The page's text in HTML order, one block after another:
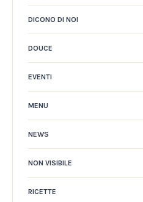
DICONO DI NOI
DOUCE
EVENTI
MENU
NEWS
NON VISIBILE
RICETTE